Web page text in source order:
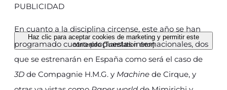
Haz clic para aceptar cookies de marketing y permitir este
contenido (Translation error)
PUBLICIDAD
En cuanto a la disciplina circense, este año se han
programado cuatro propuestas internacionales, dos
que se estrenarán en España como será el caso de
3D de Compagnie H.M.G. y Machine de Cirque, y